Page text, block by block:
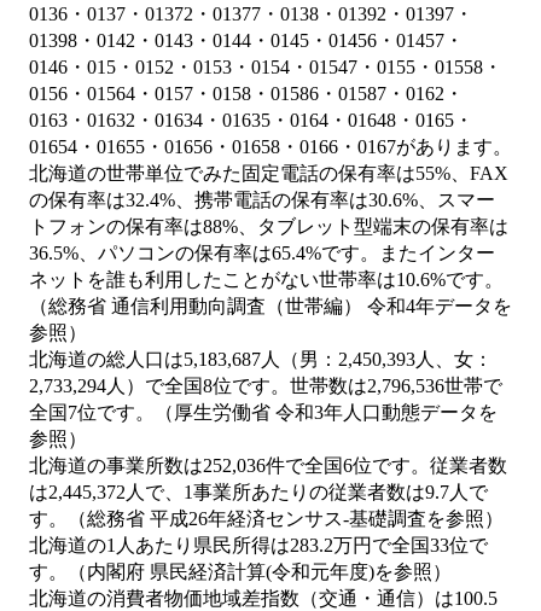
0136・0137・01372・01377・0138・01392・01397・
01398・0142・0143・0144・0145・01456・01457・
0146・015・0152・0153・0154・01547・0155・01558・
0156・01564・0157・0158・01586・01587・0162・
0163・01632・01634・01635・0164・01648・0165・
01654・01655・01656・01658・0166・0167があります。
北海道の世帯単位でみた固定電話の保有率は55%、FAX
の保有率は32.4%、携帯電話の保有率は30.6%、スマー
トフォンの保有率は88%、タブレット型端末の保有率は
36.5%、パソコンの保有率は65.4%です。またインター
ネットを誰も利用したことがない世帯率は10.6%です。
（総務省 通信利用動向調査（世帯編） 令和4年データを
参照）
北海道の総人口は5,183,687人（男：2,450,393人、女：
2,733,294人）で全国8位です。世帯数は2,796,536世帯で
全国7位です。（厚生労働省 令和3年人口動態データを
参照）
北海道の事業所数は252,036件で全国6位です。従業者数
は2,445,372人で、1事業所あたりの従業者数は9.7人で
す。（総務省 平成26年経済センサス‐基礎調査を参照）
北海道の1人あたり県民所得は283.2万円で全国33位で
す。（内閣府 県民経済計算(令和元年度)を参照）
北海道の消費者物価地域差指数（交通・通信）は100.5